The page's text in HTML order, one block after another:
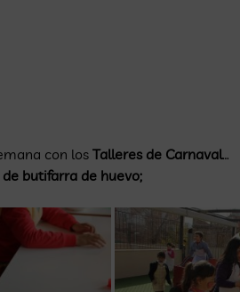
con los Talleres de Carnaval…
de butifarra de huevo;